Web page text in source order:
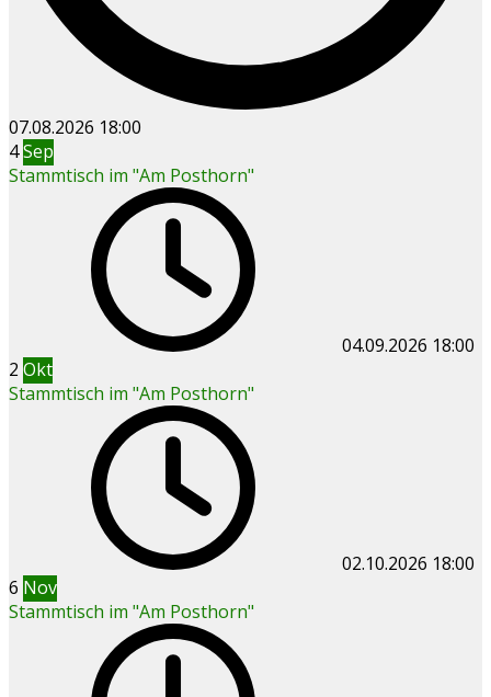
07.08.2026 18:00
4Sep
Stammtisch im "Am Posthorn"
04.09.2026 18:00
2 Okt
Stammtisch im "Am Posthorn"
02.10.2026 18:00
6 Nov
Stammtisch im "Am Posthorn"